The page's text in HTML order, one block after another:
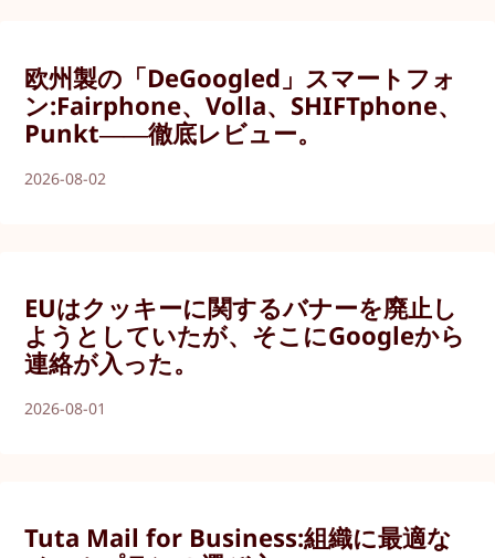
欧州製の「DeGoogled」スマートフォ
ン:Fairphone、Volla、SHIFTphone、
Punkt――徹底レビュー。
2026-08-02
EUはクッキーに関するバナーを廃止し
ようとしていたが、そこにGoogleから
連絡が入った。
2026-08-01
Tuta Mail for Business:組織に最適な